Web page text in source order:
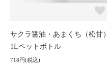
サクラ醤油・あまくち（松甘）
1Lペットボトル
718円(税込)